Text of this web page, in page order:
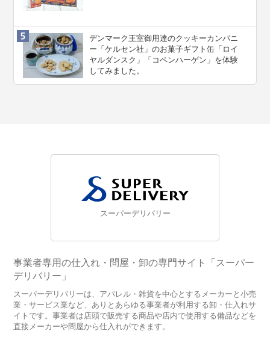
デンマーク王室御用達のクッキーカンパニ
ー「ケルセン社」のお菓子ギフト缶「ロイ
ヤルダンスク」「コペンハーゲン」を体験
してみました。
スーパーデリバリー
事業者専用の仕入れ・問屋・卸の専門サイト「スーパー
デリバリー」
スーパーデリバリーは、アパレル・雑貨を中心とするメーカーと小売
業・サービス業など、ありとあらゆる事業者が利用する卸・仕入れサ
イトです。事業者は店頭で販売する商品や店内で使用する備品などを
直接メーカーや問屋から仕入れができます。